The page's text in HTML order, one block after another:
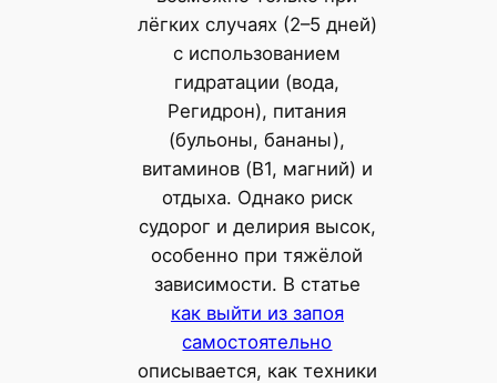
лёгких случаях (2–5 дней)
с использованием
гидратации (вода,
Регидрон), питания
(бульоны, бананы),
витаминов (B1, магний) и
отдыха. Однако риск
судорог и делирия высок,
особенно при тяжёлой
зависимости. В статье
как выйти из запоя
самостоятельно
описывается, как техники